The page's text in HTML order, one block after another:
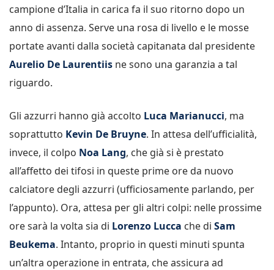
campione d’Italia in carica fa il suo ritorno dopo un
anno di assenza. Serve una rosa di livello e le mosse
portate avanti dalla società capitanata dal presidente
Aurelio De Laurentiis ne sono una garanzia a tal
riguardo.
Gli azzurri hanno già accolto Luca Marianucci, ma
soprattutto Kevin De Bruyne. In attesa dell’ufficialità,
invece, il colpo Noa Lang, che già si è prestato
all’affetto dei tifosi in queste prime ore da nuovo
calciatore degli azzurri (ufficiosamente parlando, per
l’appunto). Ora, attesa per gli altri colpi: nelle prossime
ore sarà la volta sia di Lorenzo Lucca che di Sam
Beukema. Intanto, proprio in questi minuti spunta
un’altra operazione in entrata, che assicura ad